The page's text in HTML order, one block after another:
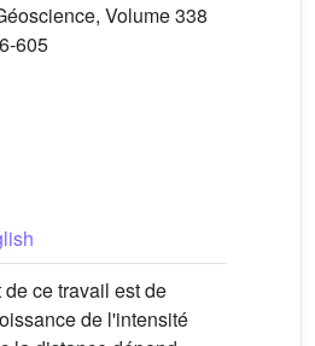
Volume 338
605
ce travail est de
de l'intensité